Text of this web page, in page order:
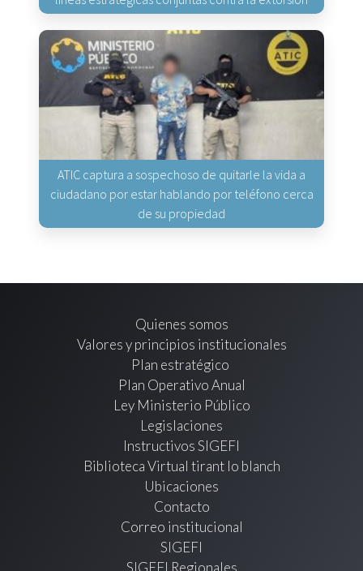
ATIC captura a sospechoso de quitarle la vida a
ciudadano por estar hablando por teléfono cerca
de su propiedad
Quienes somos
Valores y principios institucionales
Plan estratégico
Plan Operativo Anual
Ley Ministerio Público
Legislaciones
Instructivos SIGEFI
Biblioteca Virtual tirant lo blanch
Ubicaciones
Contacto
Correo institucional
SIGEFI
SIGEFI Regionales